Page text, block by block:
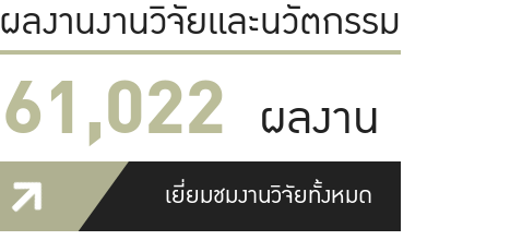
ผลงานงานวิจัยและนวัตกรรม
61,022 ผลงาน
เยี่ยมชมงานวิจัยทั้งหมด